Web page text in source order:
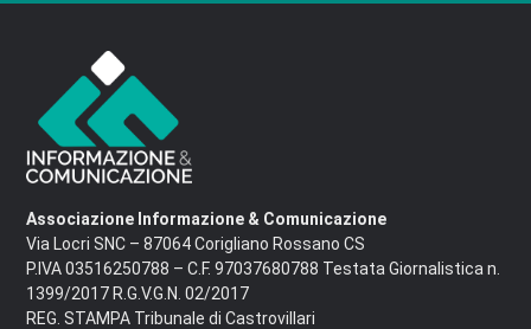
Associazione Informazione & Comunicazione
Via Locri SNC – 87064 Corigliano Rossano CS
P.IVA 03516250788 – C.F. 97037680788 Testata Giornalistica n.
1399/2017 R.G.V.G.N. 02/2017
REG. STAMPA Tribunale di Castrovillari